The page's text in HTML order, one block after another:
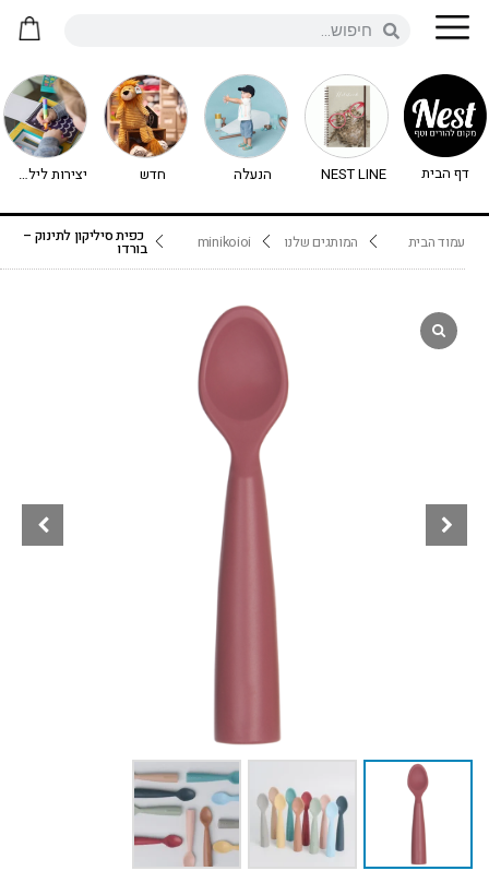
דף הבית NEST LINE הנעלה חדש יצירות לילדים - יצירה לילדים
עמוד הבית המותגים שלנו minikoioi כפית סיליקון לתינוק –
בורדו